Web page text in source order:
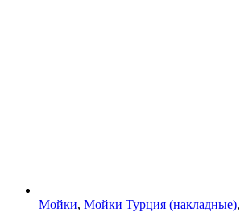
Мойки, Мойки Турция (накладные),